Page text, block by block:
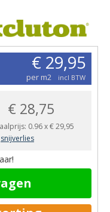
€ 29,95
per m2 incl BTW
€ 28,75
0.96x€ 29,95
snijverlies